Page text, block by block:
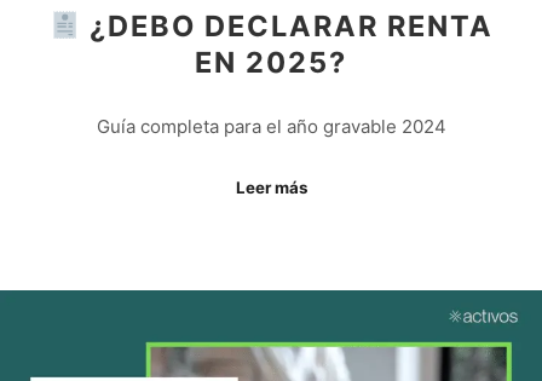
¿DEBO DECLARAR RENTA
EN 2025?
Guía completa para el año gravable 2024
Leer más